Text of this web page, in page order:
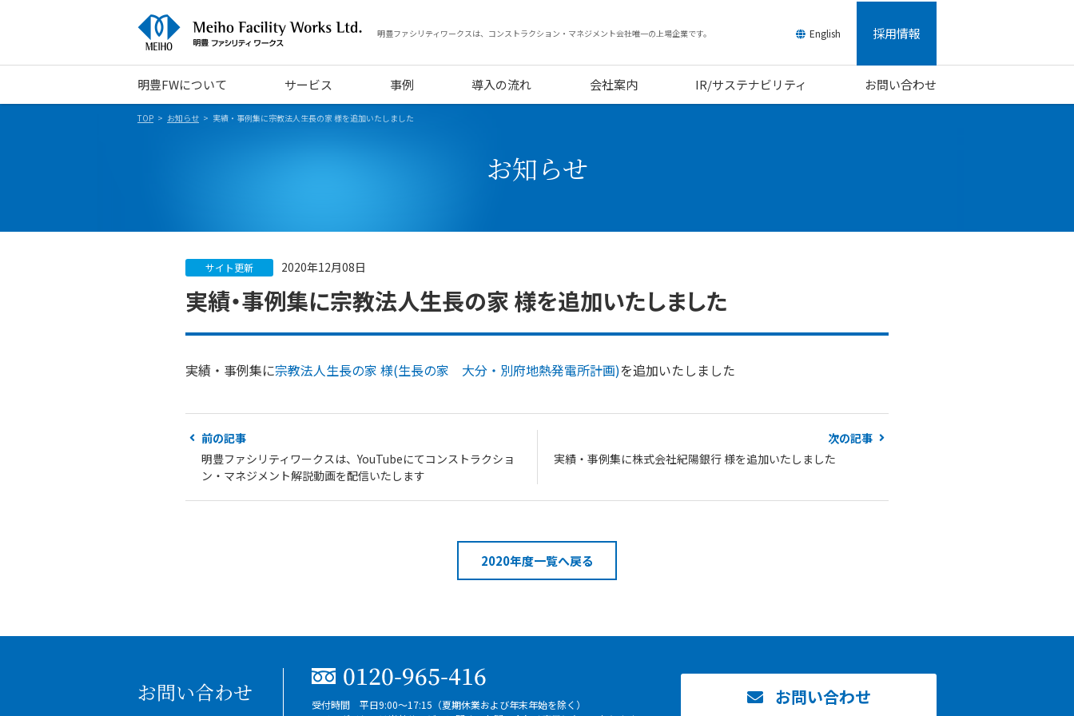
明豊ファシリティワークスは、コンストラクション・マネジメント会社唯一の上場企業です。
明豊FWについて サービス 事例 導入の流れ 会社案内 IR/サステナビリティ
採用情報
お問い合わせ
English
TOP お知らせ 実績・事例集に宗教法人生長の家 様を追加いたしました
お知らせ
サイト更新 2020年12月08日
実績・事例集に宗教法人生長の家 様を追加いたしました
実績・事例集に宗教法人生長の家 様(生長の家 大分・別府地熱発電所計画)を追加いたしました
前の記事
明豊ファシリティワークスは、YouTubeにてコンストラクショ
ン・マネジメント解説動画を配信いたします
次の記事
実績・事例集に株式会社紀陽銀行 様を追加いたしました
2020年度一覧へ戻る
お問い合わせ
受付時間 平日9:00～17:15（夏期休業および年末年始を除く）
お問い合わせ